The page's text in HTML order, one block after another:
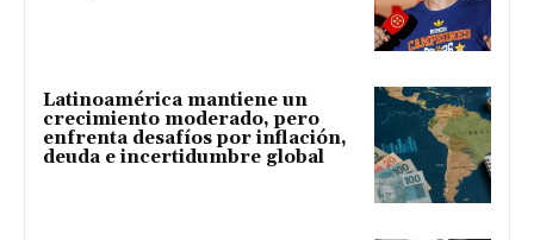
Latinoamérica mantiene un
crecimiento moderado, pero
enfrenta desafíos por inflación,
deuda e incertidumbre global